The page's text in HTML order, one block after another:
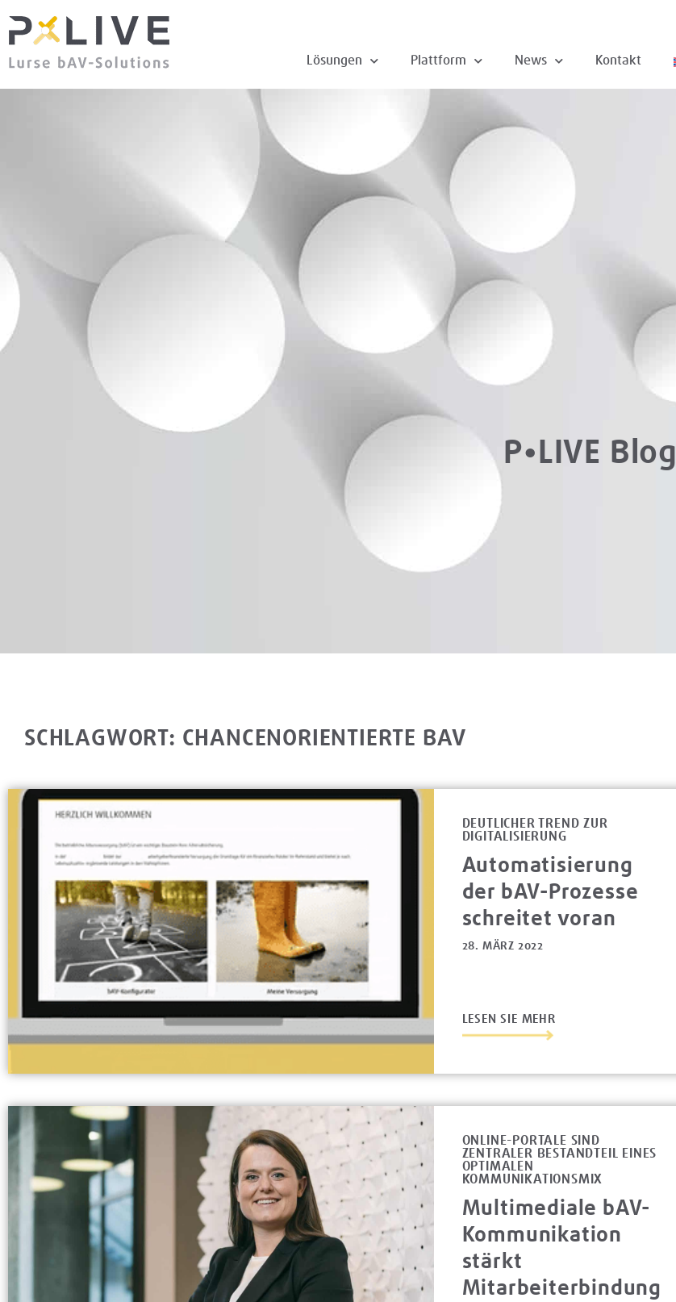
Lösungen Plattform News Kontakt
P•LIVE Blog
SCHLAGWORT: CHANCENORIENTIERTE BAV
DEUTLICHER TREND ZUR
DIGITALISIERUNG
Automatisierung
der bAV-Prozesse
schreitet voran
28. MÄRZ 2022
LESEN SIE MEHR
ONLINE-PORTALE SIND
ZENTRALER BESTANDTEIL EINES
OPTIMALEN
KOMMUNIKATIONSMIX
Multimediale bAV-
Kommunikation
stärkt
Mitarbeiterbindung